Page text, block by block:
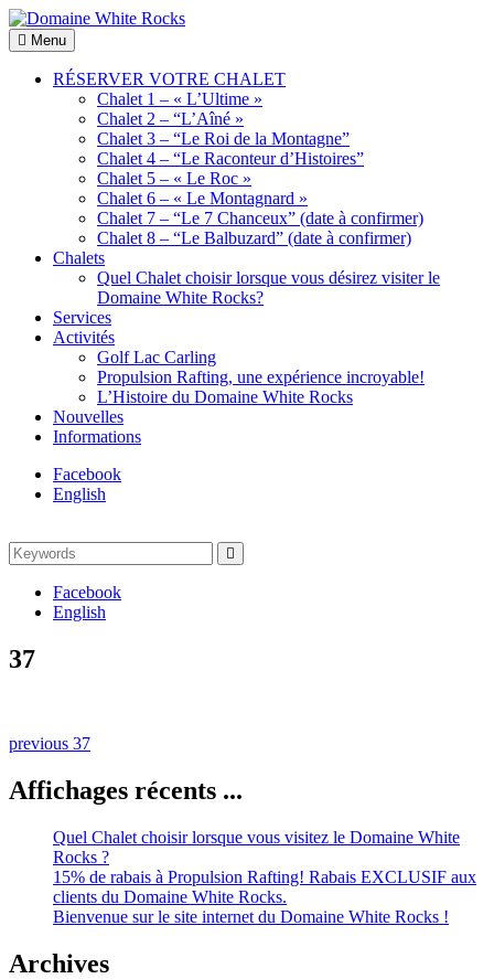
Skip
to
content
Domaine
White
Location
de
Chalets
Menu
RÉSERVER VOTRE CHALET
Chalet 1 – « L’Ultime »
Chalet 2 – “L’Aîné »
Chalet 3 – “Le Roi de la Montagne”
Chalet 4 – “Le Raconteur d’Histoires”
Chalet 5 – « Le Roc »
Chalet 6 – « Le Montagnard »
Chalet 7 – “Le 7 Chanceux” (date à confirmer)
Chalet 8 – “Le Balbuzard” (date à confirmer)
Chalets
Quel Chalet choisir lorsque vous désirez visiter le
Domaine White Rocks?
Services
Activités
Golf Lac Carling
Propulsion Rafting, une expérience incroyable!
L’Histoire du Domaine White Rocks
Nouvelles
Informations
Facebook
English
Search
for:
Facebook
English
37
Naviguation
dans
les
publications
previous Previous
37
Affichages récents ...
Quel Chalet choisir lorsque vous visitez le Domaine White
Rocks ?
15% de rabais à Propulsion Rafting! Rabais EXCLUSIF aux
clients du Domaine White Rocks.
Bienvenue sur le site internet du Domaine White Rocks !
Archives